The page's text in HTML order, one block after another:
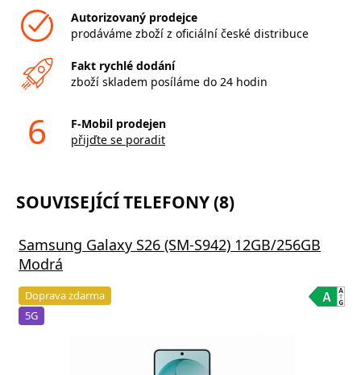
Autorizovaný prodejce
prodáváme zboží z oficiální české distribuce
Fakt rychlé dodání
zboží skladem posíláme do 24 hodin
6
F-Mobil prodejen
přijďte se poradit
SOUVISEJÍCÍ TELEFONY (8)
Samsung Galaxy S26 (SM-S942) 12GB/256GB
Modrá
Doprava zdarma
5G